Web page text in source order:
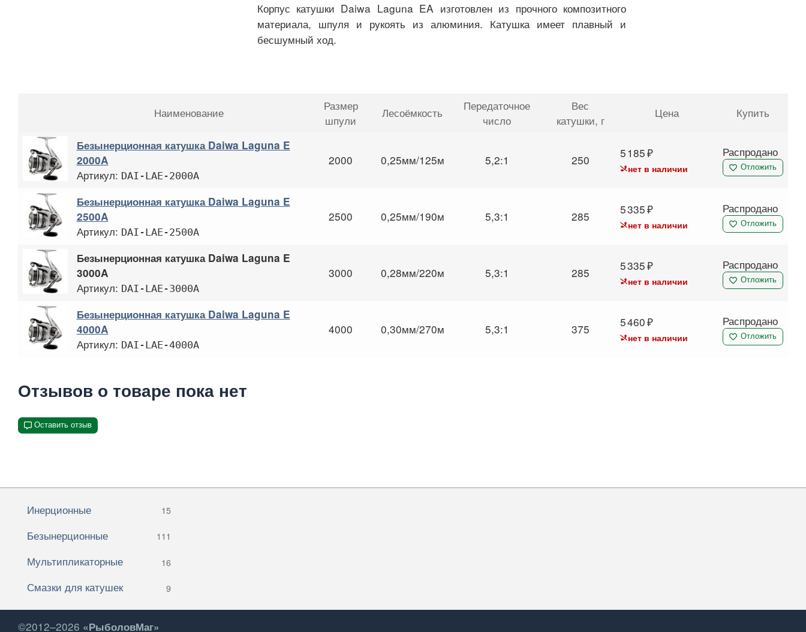
Корпус катушки Daiwa Laguna EA изготовлен из прочного композитного
материала, шпуля и рукоять из алюминия. Катушка имеет плавный и
бесшумный ход.
Наименование
Размер
шпули
Лесоёмкость
Передаточное
число
Вес
катушки, г
Цена Купить
Безынерционная катушка Daiwa Laguna E
2000A
Артикул: DAI-LAE-2000A
2000 0,25мм/125м 5,2:1 250 5 185
нет в наличии
Распродано
Отложить
Безынерционная катушка Daiwa Laguna E
2500A
Артикул: DAI-LAE-2500A
2500 0,25мм/190м 5,3:1 285 5 335
нет в наличии
Распродано
Отложить
Безынерционная катушка Daiwa Laguna E
3000A
Артикул: DAI-LAE-3000A
3000 0,28мм/220м 5,3:1 285 5 335
нет в наличии
Распродано
Отложить
Безынерционная катушка Daiwa Laguna E
4000A
Артикул: DAI-LAE-4000A
4000 0,30мм/270м 5,3:1 375 5 460
нет в наличии
Распродано
Отложить
Отзывов о товаре пока нет
Оставить отзыв
Инерционные 15
Безынерционные 111
Мультипликаторные 16
Смазки для катушек 9
©2012–2026 «РыболовМаг»